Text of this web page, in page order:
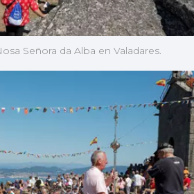
Señora da Alba en Valadares.